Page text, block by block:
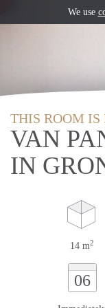
THIS ROOM IS
VAN
IN
14 m2
06
We use